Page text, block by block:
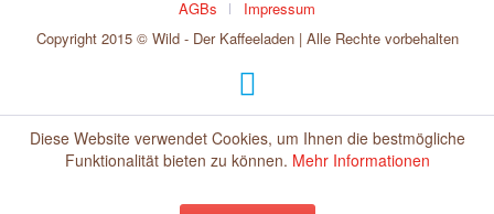
AGBs
Impressum
Copyright 2015 © Wild - Der Kaffeeladen | Alle Rechte vorbehalten
Diese Website verwendet Cookies, um Ihnen die bestmögliche
Funktionalität bieten zu können. Mehr Informationen